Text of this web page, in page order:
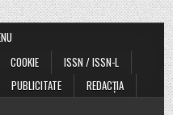
COOKIE
ISSN / ISSN-L
PUBLICITATE REDACȚIA